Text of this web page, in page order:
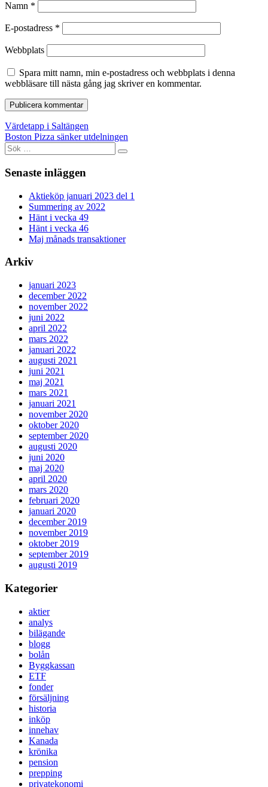
Namn *
E-postadress *
Webbplats
Spara mitt namn, min e-postadress och webbplats i denna
webbläsare till nästa gång jag skriver en kommentar.
Inläggsnavigering
Värdetapp i Saltängen
Boston Pizza sänker utdelningen
Sök
efter:
Senaste inläggen
Aktieköp januari 2023 del 1
Summering av 2022
Hänt i vecka 49
Hänt i vecka 46
Maj månads transaktioner
Arkiv
januari 2023
december 2022
november 2022
juni 2022
april 2022
mars 2022
januari 2022
augusti 2021
juni 2021
maj 2021
mars 2021
januari 2021
november 2020
oktober 2020
september 2020
augusti 2020
juni 2020
maj 2020
april 2020
mars 2020
februari 2020
januari 2020
december 2019
november 2019
oktober 2019
september 2019
augusti 2019
Kategorier
aktier
analys
bilägande
blogg
bolån
Byggkassan
ETF
fonder
försäljning
historia
inköp
innehav
Kanada
krönika
pension
prepping
privatekonomi